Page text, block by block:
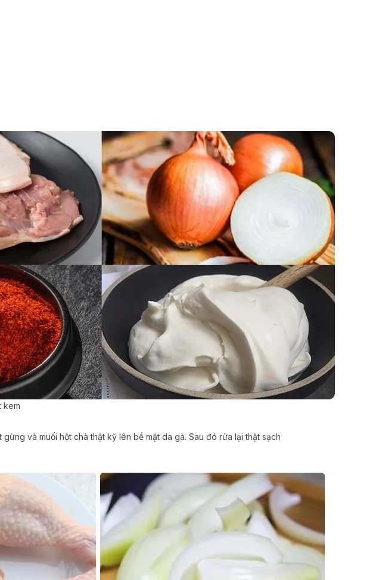
kem
gừng và muối hột chà thật kỹ lên bề mặt da gà. Sau đó rửa lại thật sạch